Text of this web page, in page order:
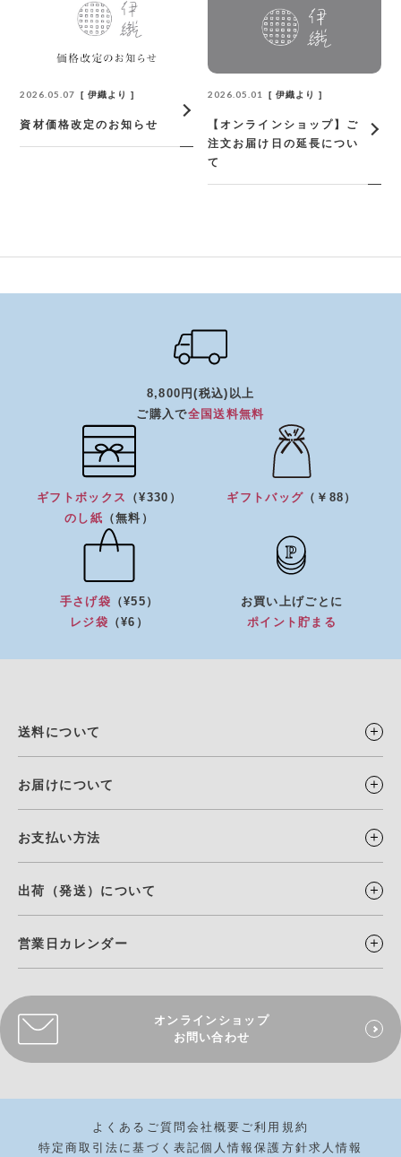
2026.05.07 伊織より
資材価格改定のお知らせ
2026.05.01 伊織より
【オンラインショップ】ご
注文お届け日の延長につい
て
8,800円(税込)以上
ご購入で全国送料無料
ギフトボックス
（¥330）
のし紙 （無料）
ギフトバッグ （￥88）
手さげ袋 （¥55）
レジ袋 （¥6）
お買い上げごとに
ポイント貯まる
送料について
お届けについて
お支払い方法
出荷（発送）について
営業日カレンダー
オンラインショップ
お問い合わせ
よくあるご質問 会社概要 ご利用規約
特定商取引法に基づく表記個人情報保護方針求人情報